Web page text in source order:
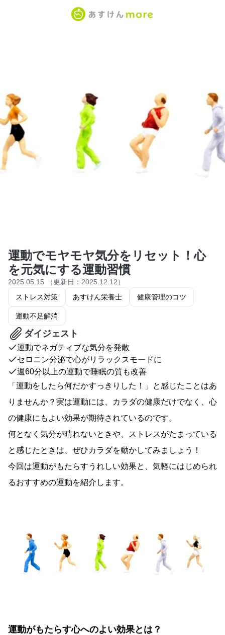
運動でモヤモヤ気分をリセット！心
を元気にする運動習慣
2025.05.15 （更新日：2025.12.12）
ストレス対策
あすけん栄養士 健康管理のコツ
運動不足解消
ダイジェスト
運動でネガティブな気分を発散
セロニン分泌で心がリラックスモードに
週60分以上の運動で睡眠の質も改善
「運動をしたら何だかすっきりした！」と感じたことはあ
りませんか？実は運動には、カラダの健康だけでなく、心
の健康にもよい効果が期待されているのです。
何となく気分が晴れないときや、ストレスがたまっている
と感じたときは、ぜひカラダを動かしてみましょう！
今回は運動がもたらすうれしい効果と、気軽にはじめられ
るおすすめの運動を紹介します。
運動がもたらす心へのよい効果とは？